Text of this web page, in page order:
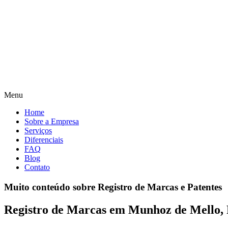
Menu
Home
Sobre a Empresa
Serviços
Diferenciais
FAQ
Blog
Contato
Muito conteúdo sobre Registro de Marcas e Patentes
Registro de Marcas em Munhoz de Mello,